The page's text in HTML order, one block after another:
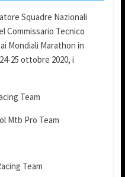
Squadre Nazionali
Commissario Tecnico
Mondiali Marathon in
25 ottobre 2020, i
Team
Mtb Pro Team
Team